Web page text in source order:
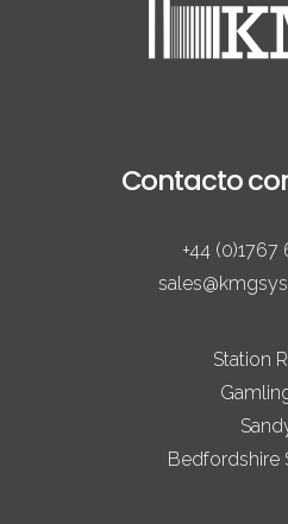
Contacto
+44
Station
Bedfordshire